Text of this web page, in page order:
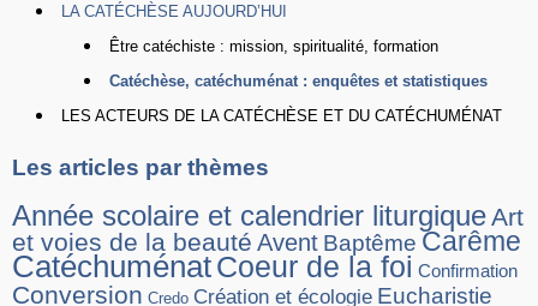
LA CATÉCHÈSE AUJOURD’HUI
Être catéchiste : mission, spiritualité, formation
Catéchèse, catéchuménat : enquêtes et statistiques
LES ACTEURS DE LA CATÉCHÈSE ET DU CATÉCHUMÉNAT
Les articles par thèmes
Année scolaire et calendrier liturgiqueArt
et voies de la beauté Avent Baptême Carême
CatéchuménatCoeur de la foi Confirmation
Conversion Credo Création et écologie Eucharistie